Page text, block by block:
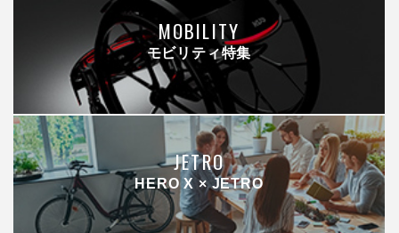
MOBILITY
モビリティ特集
JETRO
HERO X × JETRO